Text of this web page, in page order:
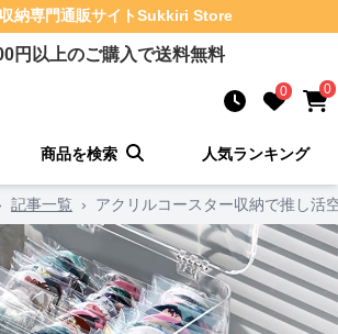
納専門通販サイトSukkiri Store
円以上のご購入で送料無料
0 0
商品を検索 人気ランキング
記事一覧 › アクリルコースター収納で推し活